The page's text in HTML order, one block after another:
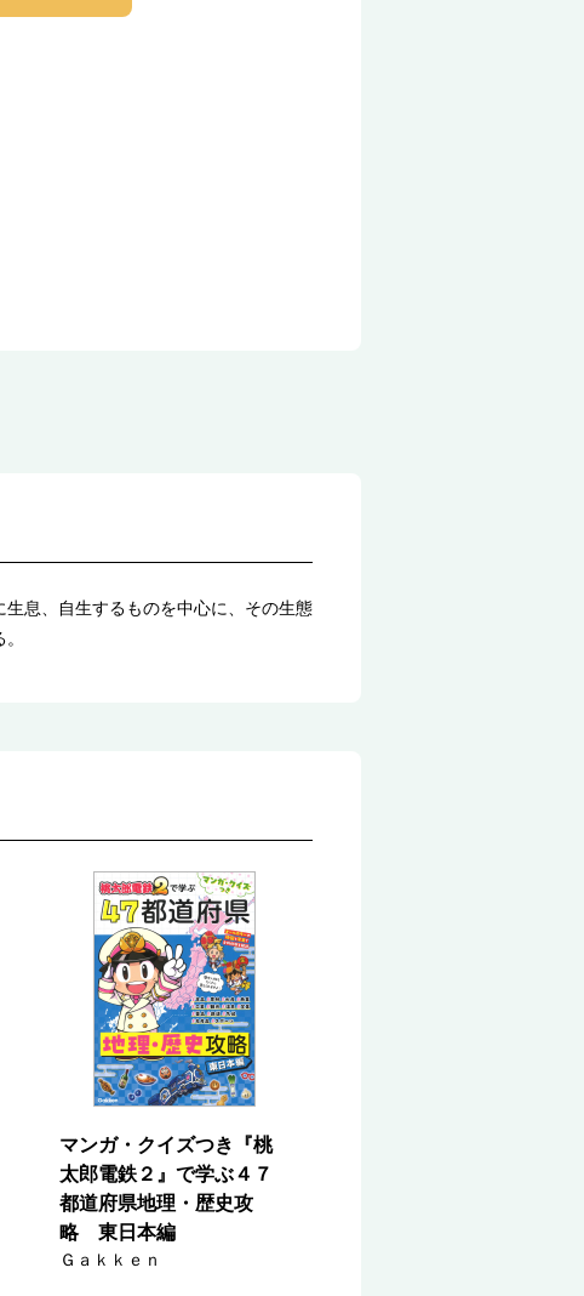
息、自生するものを中心に、その生態
マンガ・クイズつき『桃
太郎電鉄２』で学ぶ４７
都道府県地理・歴史攻
略 東日本編
Ｇａｋｋｅｎ